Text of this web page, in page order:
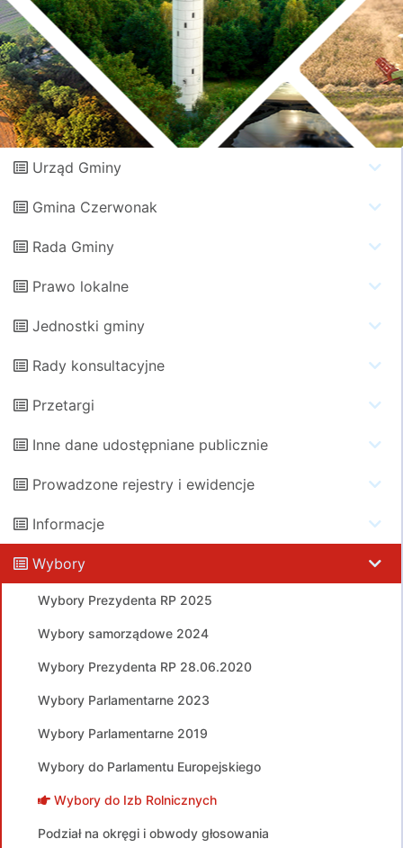
Urząd Gminy
Gmina Czerwonak
Rada Gminy
Prawo lokalne
Jednostki gminy
Rady konsultacyjne
Przetargi
Inne dane udostępniane publicznie
Prowadzone rejestry i ewidencje
Informacje
Wybory
Wybory Prezydenta RP 2025
Wybory samorządowe 2024
Wybory Prezydenta RP 28.06.2020
Wybory Parlamentarne 2023
Wybory Parlamentarne 2019
Wybory do Parlamentu Europejskiego
Wybory do Izb Rolnicznych
Podział na okręgi i obwody głosowania